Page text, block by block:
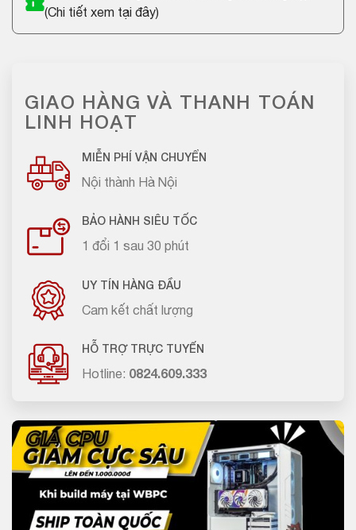
(Chi tiết xem tại đây)
GIAO HÀNG VÀ THANH TOÁN
LINH HOẠT
MIỄN PHÍ VẬN CHUYỂN
Nội thành Hà Nội
BẢO HÀNH SIÊU TỐC
1 đổi 1 sau 30 phút
UY TÍN HÀNG ĐẦU
Cam kết chất lượng
HỖ TRỢ TRỰC TUYẾN
Hotline: 0824.609.333